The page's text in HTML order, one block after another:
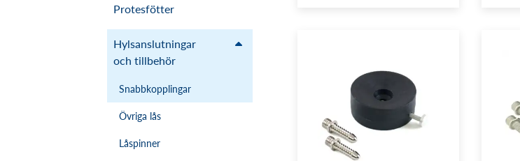
Protesfötter
Hylsanslutningar
och tillbehör
Snabbkopplingar
Övriga lås
Låspinner